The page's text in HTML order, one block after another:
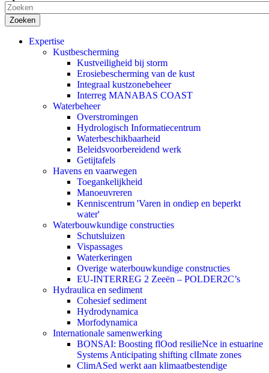
Zoeken
Expertise
Kustbescherming
Kustveiligheid bij storm
Erosiebescherming van de kust
Integraal kustzonebeheer
Interreg MANABAS COAST
Waterbeheer
Overstromingen
Hydrologisch Informatiecentrum
Waterbeschikbaarheid
Beleidsvoorbereidend werk
Getijtafels
Havens en vaarwegen
Toegankelijkheid
Manoeuvreren
Kenniscentrum 'Varen in ondiep en beperkt
water'
Waterbouwkundige constructies
Schutsluizen
Vispassages
Waterkeringen
Overige waterbouwkundige constructies
EU-INTERREG 2 Zeeën – POLDER2C’s
Hydraulica en sediment
Cohesief sediment
Hydrodynamica
Morfodynamica
Internationale samenwerking
BONSAI: Boosting flOod resilieNce in estuarine
Systems Anticipating shifting clImate zones
ClimASed werkt aan klimaatbestendige